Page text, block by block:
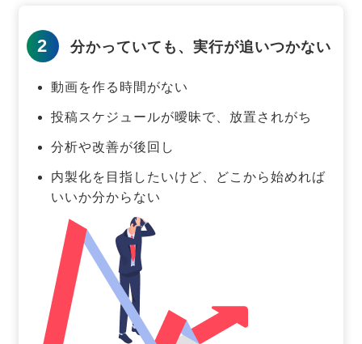
2 分かっていても、実行が追いつかない
動画を作る時間がない
投稿スケジュールが曖昧で、放置されがち
分析や改善が後回し
内製化を目指したいけど、どこから始めれば
いいか分からない